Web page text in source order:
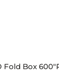
Fold Box